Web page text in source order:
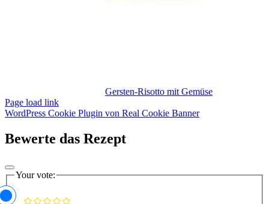
Gersten-Risotto mit Gemüse
Page load link
WordPress Cookie Plugin von Real Cookie Banner
Bewerte das Rezept
Your vote: